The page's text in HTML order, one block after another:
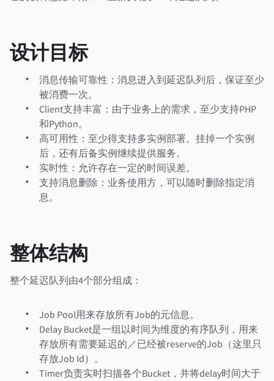
设计目标
消息传输可靠性：消息进入到延迟队列后，保证至少
被消费一次。
Client支持丰富：由于业务上的需求，至少支持PHP
和Python。
高可用性：至少得支持多实例部署。挂掉一个实例
后，还有后备实例继续提供服务。
实时性：允许存在一定的时间误差。
支持消息删除：业务使用方，可以随时删除指定消
息。
整体结构
整个延迟队列由4个部分组成：
Job Pool用来存放所有Job的元信息。
Delay Bucket是一组以时间为维度的有序队列，用来
存放所有需要延迟的／已经被reserve的Job（这里只
存放Job Id）。
Timer负责实时扫描各个Bucket，并将delay时间大于